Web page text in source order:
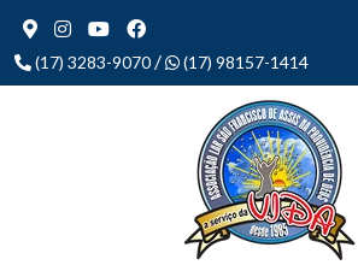
(17) 3283-9070 / (17) 98157-1414